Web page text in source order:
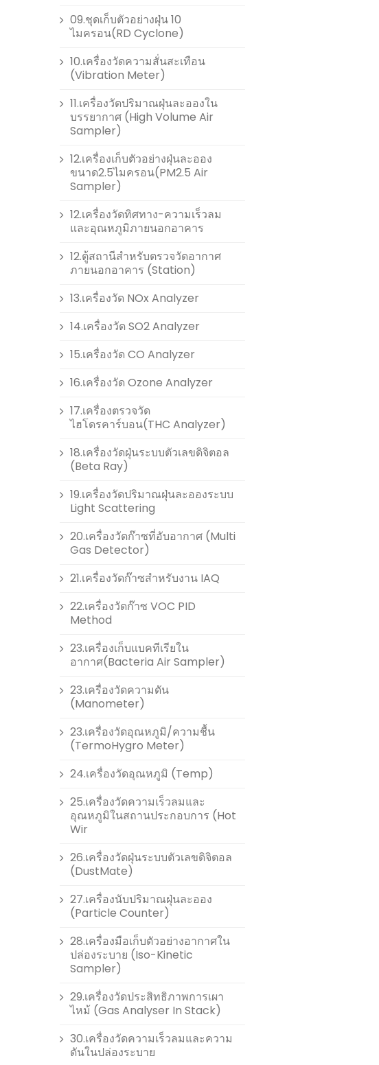
09.ชุดเก็บตัวอย่างฝุ่น 10
ไมครอน(RD Cyclone)
10.เครื่องวัดความสั่นสะเทือน
(Vibration Meter)
11.เครื่องวัดปริมาณฝุ่นละอองใน
บรรยากาศ (High Volume Air
Sampler)
12.เครื่องเก็บตัวอย่างฝุ่นละออง
ขนาด2.5ไมครอน(PM2.5 Air
Sampler)
12.เครื่องวัดทิศทาง-ความเร็วลม
และอุณหภูมิภายนอกอาคาร
12.ตู้สถานีสำหรับตรวจวัดอากาศ
ภายนอกอาคาร (Station)
13.เครื่องวัด NOx Analyzer
14.เครื่องวัด SO2 Analyzer
15.เครื่องวัด CO Analyzer
16.เครื่องวัด Ozone Analyzer
17.เครื่องตรวจวัด
ไฮโดรคาร์บอน(THC Analyzer)
18.เครื่องวัดฝุ่นระบบตัวเลขดิจิตอล
(Beta Ray)
19.เครื่องวัดปริมาณฝุ่นละอองระบบ
Light Scattering
20.เครื่องวัดก๊าซที่อับอากาศ (Multi
Gas Detector)
21.เครื่องวัดก๊าซสำหรับงาน IAQ
22.เครื่องวัดก๊าซ VOC PID
Method
23.เครื่องเก็บแบคทีเรียใน
อากาศ(Bacteria Air Sampler)
23.เครื่องวัดความดัน
(Manometer)
23.เครื่องวัดอุณหภูมิ/ความชื้น
(TermoHygro Meter)
24.เครื่องวัดอุณหภูมิ (Temp)
25.เครื่องวัดความเร็วลมและ
อุณหภูมิในสถานประกอบการ (Hot
Wir
26.เครื่องวัดฝุ่นระบบตัวเลขดิจิตอล
(DustMate)
27.เครื่องนับปริมาณฝุ่นละออง
(Particle Counter)
28.เครื่องมือเก็บตัวอย่างอากาศใน
ปล่องระบาย (Iso-Kinetic
Sampler)
29.เครื่องวัดประสิทธิภาพการเผา
ไหม้ (Gas Analyser In Stack)
30.เครื่องวัดความเร็วลมและความ
ดันในปล่องระบาย